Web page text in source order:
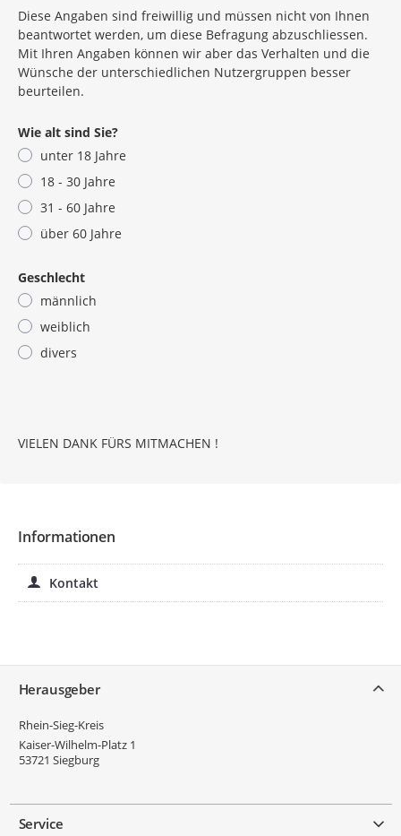
Diese Angaben sind freiwillig und müssen nicht von Ihnen
beantwortet werden, um diese Befragung abzuschliessen.
Mit Ihren Angaben können wir aber das Verhalten und die
Wünsche der unterschiedlichen Nutzergruppen besser
beurteilen.
Wie alt sind Sie?
unter 18 Jahre
18 - 30 Jahre
31 - 60 Jahre
über 60 Jahre
Geschlecht
männlich
weiblich
divers
VIELEN DANK FÜRS MITMACHEN !
Informationen
Kontakt
Herausgeber
Rhein-Sieg-Kreis
Kaiser-Wilhelm-Platz 1
53721 Siegburg
Service